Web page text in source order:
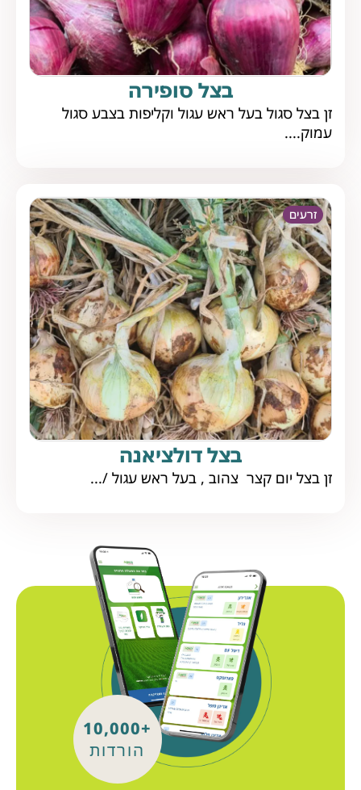
בצל סופירה
זן בצל סגול בעל ראש עגול וקליפות בצבע סגול
עמוק....
זרעים
בצל דולציאנה
זן בצל יום קצר צהוב , בעל ראש עגול /...
+10,000
הורדות